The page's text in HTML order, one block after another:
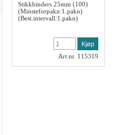
Stikkbinders 25mm (100)
(Minsteforpakn:1.pakn)
(Best.intervall:1.pakn)
Art.nr. 115319